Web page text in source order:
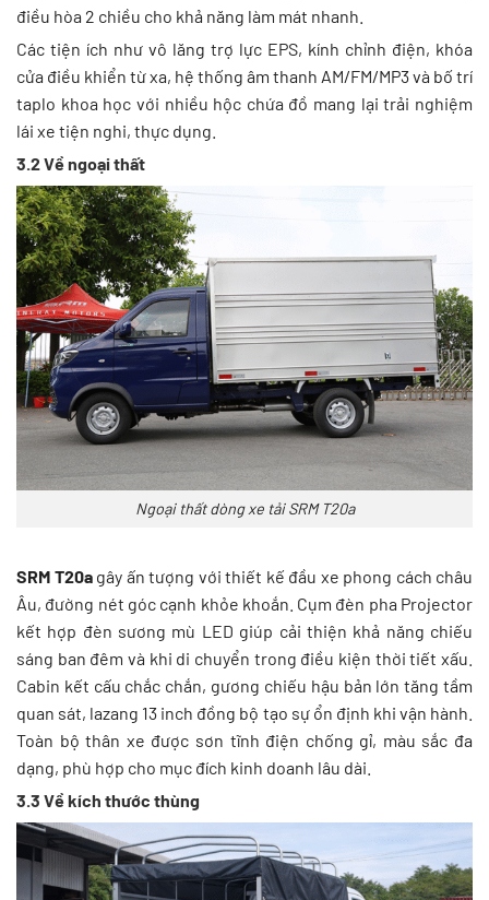
điều hòa 2 chiều cho khả năng làm mát nhanh.
Các tiện ích như vô lăng trợ lực EPS, kính chỉnh điện, khóa
cửa điều khiển từ xa, hệ thống âm thanh AM/FM/MP3 và bố trí
taplo khoa học với nhiều hộc chứa đồ mang lại trải nghiệm
lái xe tiện nghi, thực dụng.
3.2 Về ngoại thất
Ngoại thất dòng xe tải SRM T20a
SRM T20agây ấn tượng với thiết kế đầu xe phong cách châu
Âu, đường nét góc cạnh khỏe khoắn. Cụm đèn pha Projector
kết hợp đèn sương mù LED giúp cải thiện khả năng chiếu
sáng ban đêm và khi di chuyển trong điều kiện thời tiết xấu.
Cabin kết cấu chắc chắn, gương chiếu hậu bản lớn tăng tầm
quan sát, lazang 13 inch đồng bộ tạo sự ổn định khi vận hành.
Toàn bộ thân xe được sơn tĩnh điện chống gỉ, màu sắc đa
dạng, phù hợp cho mục đích kinh doanh lâu dài.
3.3 Về kích thước thùng